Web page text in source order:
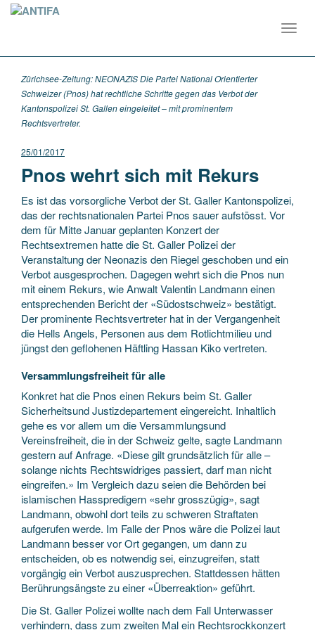
Zürichsee-Zeitung: NEONAZIS Die Partei National Orientierter
Schweizer (Pnos) hat rechtliche Schritte gegen das Verbot der
Kantonspolizei St. Gallen eingeleitet – mit prominentem
Rechtsvertreter.
25/01/2017
Pnos wehrt sich mit Rekurs
Es ist das vorsorgliche Verbot der St. Galler Kantonspolizei,
das der rechtsnationalen Partei Pnos sauer aufstösst. Vor
dem für Mitte Januar geplanten Konzert der
Rechtsextremen hatte die St. Galler Polizei der
Veranstaltung der Neonazis den Riegel geschoben und ein
Verbot ausgesprochen. Dagegen wehrt sich die Pnos nun
mit einem Rekurs, wie Anwalt Valentin Landmann einen
entsprechenden Bericht der «Südostschweiz» bestätigt.
Der prominente Rechtsvertreter hat in der Vergangenheit
die Hells Angels, Personen aus dem Rotlichtmilieu und
jüngst den geflohenen Häftling Hassan Kiko vertreten.
Versammlungsfreiheit für alle
Konkret hat die Pnos einen Rekurs beim St. Galler
Sicherheitsund Justizdepartement eingereicht. Inhaltlich
gehe es vor allem um die Versammlungsund
Vereinsfreiheit, die in der Schweiz gelte, sagte Landmann
gestern auf Anfrage. «Diese gilt grundsätzlich für alle –
solange nichts Rechtswidriges passiert, darf man nicht
eingreifen.» Im Vergleich dazu seien die Behörden bei
islamischen Hasspredigern «sehr grosszügig», sagt
Landmann, obwohl dort teils zu schweren Straftaten
aufgerufen werde. Im Falle der Pnos wäre die Polizei laut
Landmann besser vor Ort gegangen, um dann zu
entscheiden, ob es notwendig sei, einzugreifen, statt
vorgängig ein Verbot auszusprechen. Stattdessen hätten
Berührungsängste zu einer «Überreaktion» geführt.
Die St. Galler Polizei wollte nach dem Fall Unterwasser
verhindern, dass zum zweiten Mal ein Rechtsrockkonzert